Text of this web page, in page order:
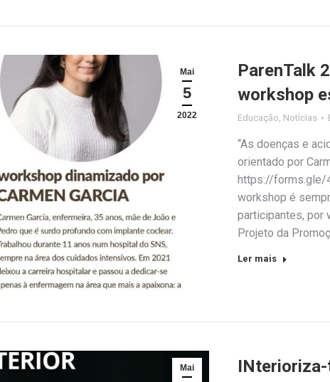
Mai
5
2022
ParenTalk
workshop
Educação Notícias
“As doenças e
orientado por
https://forms.gle/
workshop é
participantes, por
Projeto da
Ler mais
Mai
INterioriza-